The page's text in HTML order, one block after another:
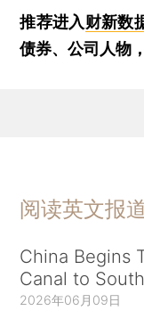
推荐进入财新数
债券、公司人物
阅读英文报
China Begins
Canal to
2026年06月09日